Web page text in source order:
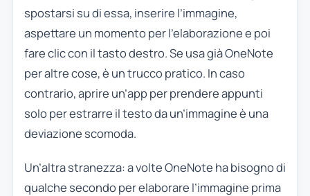
spostarsi su di essa, inserire l’immagine,
aspettare un momento per l’elaborazione e poi
fare clic con il tasto destro. Se usa già OneNote
per altre cose, è un trucco pratico. In caso
contrario, aprire un’app per prendere appunti
solo per estrarre il testo da un’immagine è una
deviazione scomoda.
Un’altra stranezza: a volte OneNote ha bisogno di
qualche secondo per elaborare l’immagine prima